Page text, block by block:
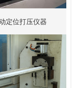
定位打压仪器